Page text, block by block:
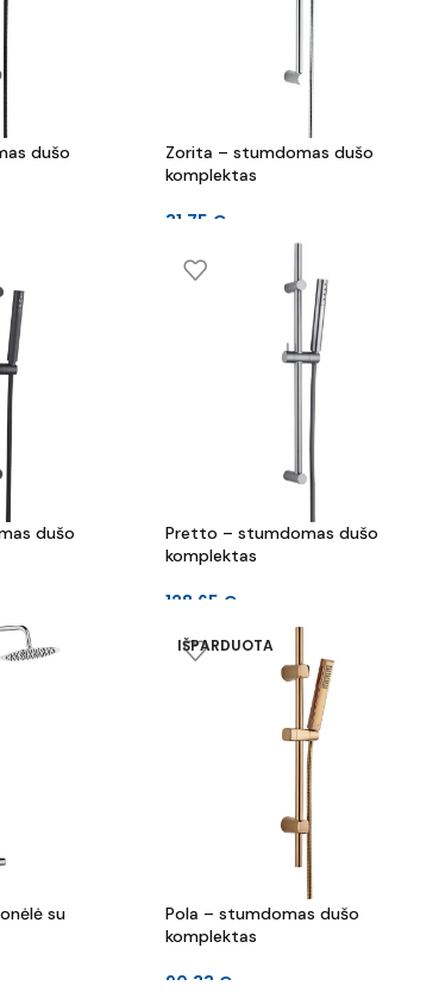
dušo
Zorita – stumdomas dušo
komplektas
31.75 €
dušo
Pretto – stumdomas dušo
komplektas
128.65 €
su
IŠPARDUOTA
Pola – stumdomas dušo
komplektas
90.33 €